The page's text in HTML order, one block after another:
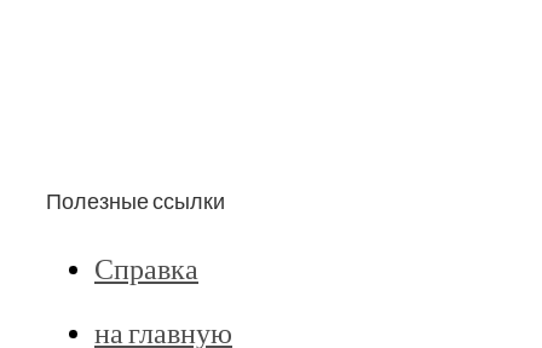
Полезные ссылки
Справка
на главную